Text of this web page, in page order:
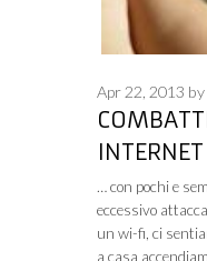
INTERNET
Apr 22, 2013 by
… con pochi e
eccessivo
un wi-fi, ci
a casa